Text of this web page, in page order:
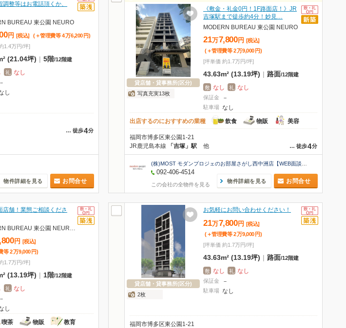
調整等はお電話頂くか、
BUREAU 東公園 NEURO
円 [税込] (＋管理費等 4万6,200 円)
1.4万円/坪]
(21.04坪) | 5階/12階建
礼 なし
－
し
… 徒歩4分
物件詳細を見る お問合せ
貸店舗・貸事務所(区分)
写真充実13枚
《敷金・礼金0円！1F路面店！》JR
吉塚駅まで徒歩約4分！妙見…
MODERN BUREAU 東公園 NEURO
21万7,800 円
[税込]
(＋管理費等 2万9,000 円)
[坪単価 約1.7万円/坪]
43.63m² (13.19坪) | 路面/12階建
敷 なし 礼 なし
保証金 －
駐車場 なし
出店するのにおすすめの業種
飲食 物販 美容
福岡市博多区東公園1-21
… 徒歩4分
JR鹿児島本線 「吉塚」駅 他
092-406-4514
この会社の全物件を見る
物件詳細を見る お問合せ
店舗！業態ご相談くださ
MODERN BUREAU 東公園 NEURO、102
円
[税込]
等 2万9,000 円)
1.7万円/坪]
(13.19坪) | 1階/12階建
礼 なし
－
し
喫茶 物販 教育
貸店舗・貸事務所(区分)
2枚
お気軽にお問い合わせください！
21万7,800 円 [税込]
(＋管理費等 2万9,000 円)
[坪単価 約1.7万円/坪]
43.63m² (13.19坪) | 路面/12階建
敷 なし 礼 なし
保証金 －
駐車場 なし
福岡市博多区東公園1-21